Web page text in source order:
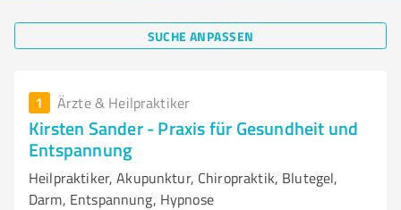
SUCHE ANPASSEN
1 Ärzte & Heilpraktiker
Kirsten Sander - Praxis für Gesundheit und
Entspannung
Heilpraktiker, Akupunktur, Chiropraktik, Blutegel,
Darm, Entspannung, Hypnose